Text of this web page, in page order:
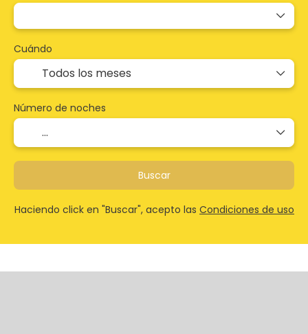
Cuándo
Número de noches
Buscar
Haciendo click en "Buscar", acepto las Condiciones de uso